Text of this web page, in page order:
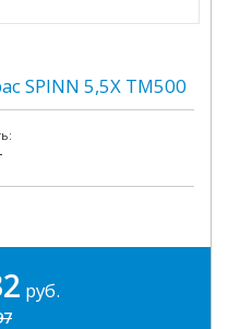
SPINN 5,5X TM500
руб.